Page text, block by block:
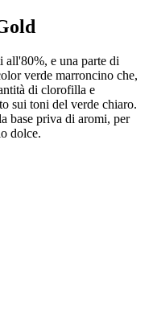
all'80%, e una parte di
verde marroncino che,
di clorofilla e
sui toni del verde chiaro.
base priva di aromi, per
dolce.